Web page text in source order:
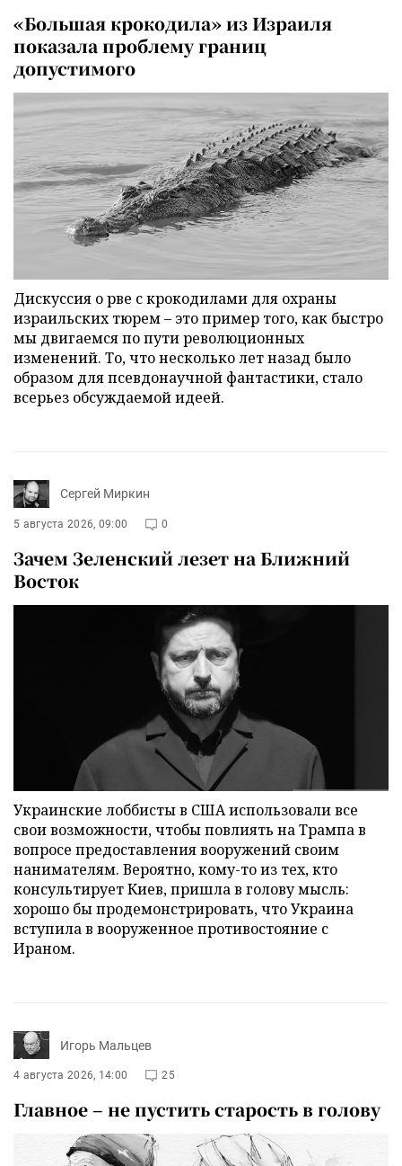
«Большая крокодила» из Израиля
показала проблему границ
допустимого
Дискуссия о рве с крокодилами для охраны
израильских тюрем – это пример того, как быстро
мы двигаемся по пути революционных
изменений. То, что несколько лет назад было
образом для псевдонаучной фантастики, стало
всерьез обсуждаемой идеей.
Сергей Миркин
5 августа 2026, 09:00 0
Зачем Зеленский лезет на Ближний
Восток
Украинские лоббисты в США использовали все
свои возможности, чтобы повлиять на Трампа в
вопросе предоставления вооружений своим
нанимателям. Вероятно, кому-то из тех, кто
консультирует Киев, пришла в голову мысль:
хорошо бы продемонстрировать, что Украина
вступила в вооруженное противостояние с
Ираном.
Игорь Мальцев
4 августа 2026, 14:00 25
Главное – не пустить старость в голову